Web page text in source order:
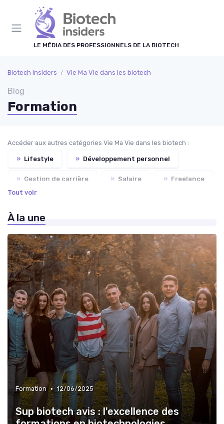
LE MÉDIA DES PROFESSIONNELS DE LA BIOTECH
Biotech Insiders Vie Ma Vie dans les biotech
Blog
Formation
Accéder aux autres catégories Vie Ma Vie dans les biotech :
» Lifestyle » Développement personnel
» Gestion de carrière » Salaire » Freelance
Tout voir
À la une
Formation • 12/06/2025
Sup biotech avis : l'excellence des
Panneau de gestion des cookies